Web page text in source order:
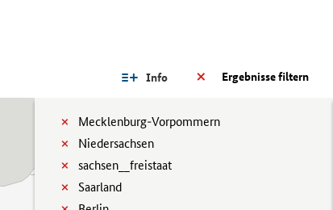
Ergebnisse filtern
Info
Mecklenburg-Vorpommern
Niedersachsen
sachsen__freistaat
Saarland